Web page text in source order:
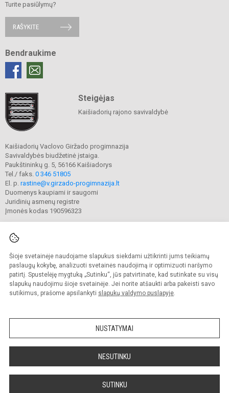
Šioje svetainėje naudojame slapukus siekdami užtikrinti jums teikiamų
paslaugų kokybę, analizuoti svetainės naudojimą ir optimizuoti naršymo
patirtį. Spustelėję mygtuką „Sutinku“, jūs patvirtinate, kad sutinkate su visų
slapukų naudojimu šioje svetainėje. Jei norite atšaukti arba pakeisti savo
sutikimus, prašome apsilankyti slapukų valdymo puslapyje.
NUSTATYMAI
NESUTINKU
SUTINKU
Turite pasiūlymų?
RAŠYKITE
Bendraukime
Steigėjas
Kaišiadorių rajono savivaldybė
Kaišiadorių Vaclovo Giržado progimnazija
Savivaldybės biudžetinė įstaiga.
Paukštininkų g. 5, 56166 Kaišiadorys
Tel./ faks. 0 346 51805
El. p. rastine@v.girzado-progimnazija.lt
Duomenys kaupiami ir saugomi
Juridinių asmenų registre
Įmonės kodas 190596323
© 2020. Kaišiadorių Vaclovo Giržado progimnazija. Visos teisės saugomos.
Kopijuoti turinį be raštiško gimnazijos sutikimo griežtai draudžiama.
Prieinamumo paraiška Slapukų valdymas
Sumanus būdas atnaujinti